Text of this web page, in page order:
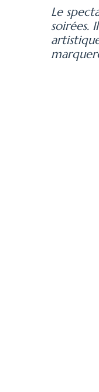
Le
soirées.